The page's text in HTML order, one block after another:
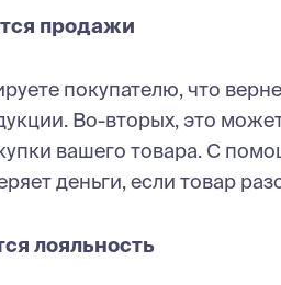
продажи
покупателю, что
Во-вторых, это
вашего товара. С
деньги, если товар
лояльность